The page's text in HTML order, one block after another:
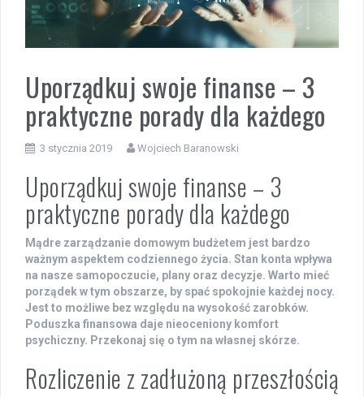
Uporządkuj swoje finanse – 3
praktyczne porady dla każdego
3 stycznia 2019 Wojciech Baranowski
Uporządkuj swoje finanse – 3
praktyczne porady dla każdego
Mądre zarządzanie domowym budżetem jest bardzo
ważnym aspektem codziennego życia. Stan konta wpływa
na nasze samopoczucie, plany oraz decyzje. Warto mieć
porządek w tym obszarze, by spać spokojnie każdej nocy.
Jest to możliwe bez względu na wysokość zarobków.
Poduszka finansowa daje nieoceniony komfort
psychiczny. Przekonaj się o tym na własnej skórze.
Rozliczenie z zadłużoną przeszłością